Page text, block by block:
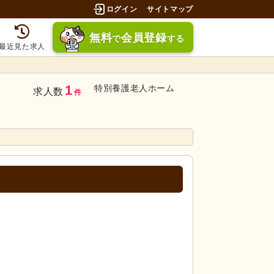
ログイン サイトマップ
近見た求人
無料で会員登録する
求人数 1 件 特別養護老人ホーム